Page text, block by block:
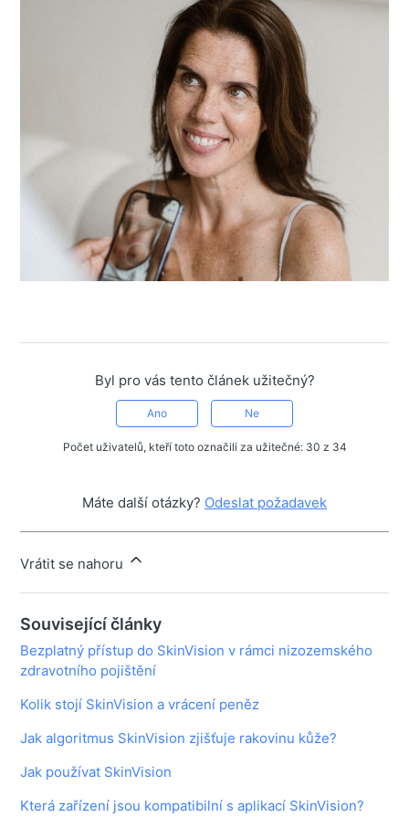
Byl pro vás tento článek užitečný?
Ano Ne
Počet uživatelů, kteří toto označili za užitečné: 30 z 34
Máte další otázky? Odeslat požadavek
Vrátit se nahoru
Související články
Bezplatný přístup do SkinVision v rámci nizozemského
zdravotního pojištění
Kolik stojí SkinVision a vrácení peněz
Jak algoritmus SkinVision zjišťuje rakovinu kůže?
Jak používat SkinVision
Která zařízení jsou kompatibilní s aplikací SkinVision?